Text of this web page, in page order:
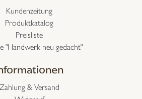
Kundenzeitung
Produktkatalog
Preisliste
"Handwerk neu gedacht"
Zahlung & Versand